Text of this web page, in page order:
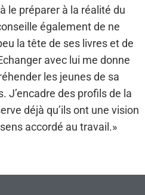
le préparer à la réalité du
également de ne
la tête de ses livres et de
avec lui me donne
les jeunes de sa
J’encadre des profils de la
déjà qu’ils ont une vision
accordé au travail.»